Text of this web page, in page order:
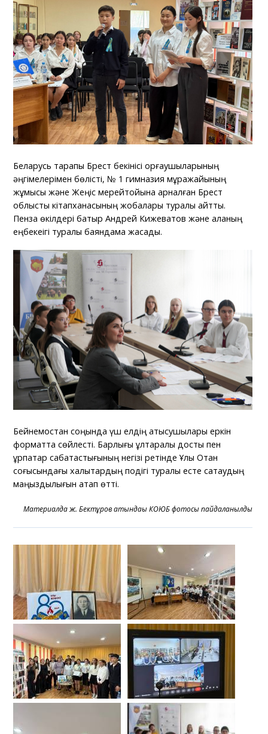
Беларусь тарапы Брест бекінісі қорғаушыларының
әңгімелерімен бөлісті, № 1 гимназия мұражайының
жұмысы және Жеңіс мерейтойына арналған Брест
облыстық кітапханасының жобалары туралы айтты.
Пенза өкілдері батыр Андрей Кижеватов және қаланың
еңбекеігі туралы баяндама жасады.
Бейнемостан соңында үш елдің қатысушылары еркін
форматта сөйлесті. Барлығы ұлтаралық достық пен
ұрпақтар сабақтастығының негізі ретінде Ұлы Отан
соғысындағы халықтардың подігі туралы есте сақтаудың
маңыздылығын атап өтті.
Материалда ж. Бектұров атындағы КОЮБ фотосы пайдаланылды